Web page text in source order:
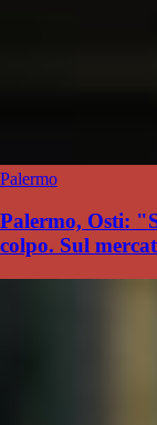
Palermo
Palermo, Osti:
colpo. Sul